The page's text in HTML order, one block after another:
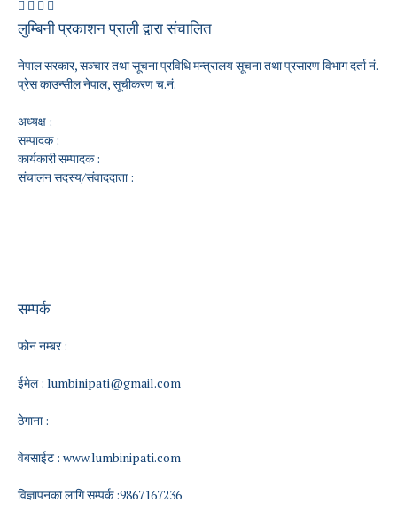
लुम्बिनी प्रकाशन प्राली द्वारा संचालित
नेपाल सरकार, सञ्चार तथा सूचना प्रविधि मन्त्रालय सूचना तथा प्रसारण विभाग दर्ता नं.
प्रेस काउन्सील नेपाल, सूचीकरण च.नं.
अध्यक्ष :
सम्पादक :
कार्यकारी सम्पादक :
संचालन सदस्य/संवाददाता :
सम्पर्क
फोन नम्बर :
ईमेल : lumbinipati@gmail.com
ठेगाना :
वेबसाईट : www.lumbinipati.com
विज्ञापनका लागि सम्पर्क :9867167236